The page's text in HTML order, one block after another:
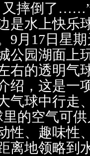
摔倒了……”
是水上快乐
9月17日星
公园湖面上
右的透明气
绍，这是一
气球中行走
的空气可
性、趣味性
离地领略到